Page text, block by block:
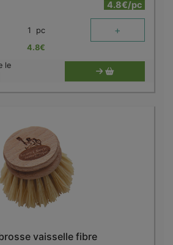
4.8€/pc
1 pc +
4.8€
le
vaisselle fibre